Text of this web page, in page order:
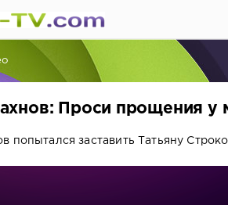
Проси прощения у
попытался заставить Татьяну